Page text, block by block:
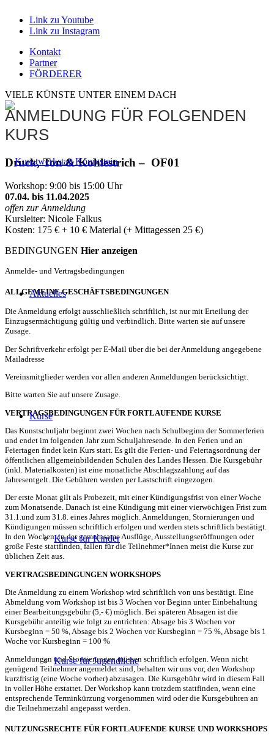
Link zu Youtube
Link zu Instagram
Kontakt
Partner
FÖRDERER
VIELE KÜNSTE UNTER EINEM DACH
Aktuelles
Kurse
Kurse für Kinder
Kurse für Jugendliche
ANMELDUNG FÜR FOLGENDEN
KURS
Druck, Ton & Kohlestrich – OF01
Workshop: 9:00 bis 15:00 Uhr
07.04. bis 11.04.2025
offen zur Anmeldung
Kursleiter: Nicole Falkus
Kosten: 175 € + 10 € Material (+ Mittagessen 25 €)
BEDINGUNGEN Hier anzeigen
Anmelde- und Vertragsbedingungen
ALLGEMEINE GESCHÄFTSBEDINGUNGEN
Die Anmeldung erfolgt ausschließlich schriftlich, ist nur mit Erteilung der
Einzugsermächtigung gültig und verbindlich. Bitte warten sie auf unsere
Zusage.
Der Schriftverkehr erfolgt per E-Mail über die bei der Anmeldung angegebene
Mailadresse
Vereinsmitglieder werden vor allen anderen Anmeldungen berücksichtigt.
Bitte warten Sie auf unsere Zusage.
VERTRAGSBEDINGUNGEN FÜR FORTLAUFENDE KURSE
Das Kunstschuljahr beginnt zwei Wochen nach Schulbeginn der Sommerferien
und endet im folgenden Jahr zum Schuljahresende. In den Ferien und an
Feiertagen findet kein Kurs statt. Es gilt die Ferien- und Feiertagsordnung der
öffentlichen allgemeinbildenden Schulen des Landes Hessen. Die Kursgebühr
(inkl. Materialkosten) ist eine monatliche Abschlagszahlung auf das
Jahresentgelt. Die Gebühren werden per Lastschrift eingezogen.
Der erste Monat gilt als Probezeit, mit einer Kündigungsfrist von einer Woche
zum Monatsende. Danach ist eine Kündigung mit einer vierwöchigen Frist zum
31.1.und zum 31.8. eines Jahres möglich. Anmeldungen, Stornierungen und
Kündigungen müssen schriftlich erfolgen und werden stets schriftlich bestätigt.
In den Wochen, in der gemeinsame Ausflüge, Ausstellungseröffnungen oder
große Feste stattfinden, fallen für die Teilnehmer*Innen meist die Kurse zur
üblichen Zeit aus.
VERTRAGSBEDINGUNGEN WORKSHOPS
Die Anmeldung zu einem Workshop wird schriftlich von uns bestätigt. Eine
Abmeldung vom Workshop ist bis 3 Wochen vor Beginn unter Einbehaltung
einer Bearbeitungsgebühr (5,- €) möglich. Bei späteren Absagen ist die
Kursgebühr anteilig wie folgt zu entrichten: Absage bis 3 Wochen vor
Kursbeginn = 50 %, Absage bis 2 Wochen vor Kursbeginn = 75 %, Absage bis 1
Woche vor Kursbeginn = 100 %
Anmeldungen und Stornierungen müssen schriftlich erfolgen. Wenn nicht
genügend Teilnehmer angemeldet sind, behalten wir uns vor, den Workshop
kurzfristig (eine Woche vorher) abzusagen. Die Kursgebühr wird in diesem Fall
in voller Höhe erstattet. Der Workshop kann trotzdem stattfinden, wenn eine
entsprechende Terminkürzung vorgenommen wird oder die Kursgebühren an
die Teilnehmerzahl angepasst werden.
NUTZUNGSRECHTE FÜR FORTLAUFENDE KURSE UND WORKSHOPS